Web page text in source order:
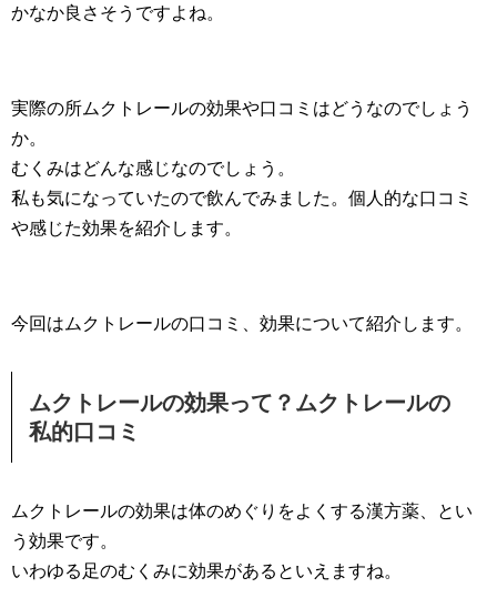
かなか良さそうですよね。
実際の所ムクトレールの効果や口コミはどうなのでしょう
か。
むくみはどんな感じなのでしょう。
私も気になっていたので飲んでみました。個人的な口コミ
や感じた効果を紹介します。
今回はムクトレールの口コミ、効果について紹介します。
ムクトレールの効果って？ムクトレールの
私的口コミ
ムクトレールの効果は体のめぐりをよくする漢方薬、とい
う効果です。
いわゆる足のむくみに効果があるといえますね。